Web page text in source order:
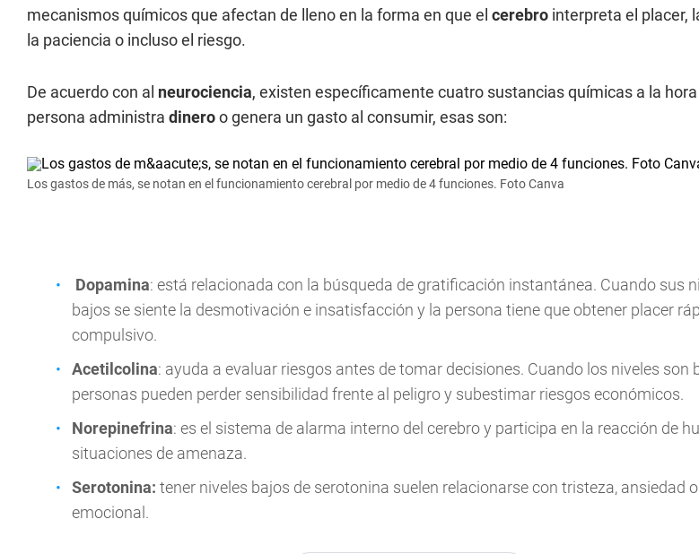
mecanismos químicos que afectan de lleno en la forma en que el cerebro interpreta el placer,
la paciencia o incluso el riesgo.
De acuerdo con al neurociencia, existen específicamente cuatro sustancias químicas a la
persona administra dineroo genera un gasto al consumir, esas son:
Los gastos de más, se notan en el funcionamiento cerebral por medio de 4 funciones. Foto Canva
Dopamina: está relacionada con la búsqueda de gratificación instantánea. Cuando sus
bajos se siente la desmotivación e insatisfacción y la persona tiene que obtener placer
compulsivo.
Acetilcolina: ayuda a evaluar riesgos antes de tomar decisiones. Cuando los niveles son
personas pueden perder sensibilidad frente al peligro y subestimar riesgos económicos.
Norepinefrina: es el sistema de alarma interno del cerebro y participa en la reacción de
situaciones de amenaza.
Serotonina: tener niveles bajos de serotonina suelen relacionarse con tristeza, ansiedad
emocional.